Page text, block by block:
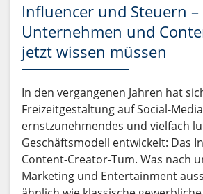
Influencer und Steuern –
Unternehmen und
jetzt wissen müssen
In den vergangenen Jahren hat
Freizeitgestaltung auf Social-
ernstzunehmendes und vielfach
Geschäftsmodell entwickelt: Das
Content-Creator-Tum. Was nach
Marketing und Entertainment